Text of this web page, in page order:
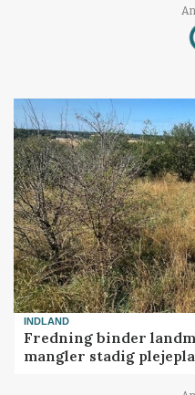
INDLAND
Fredning binder
mangler stadig